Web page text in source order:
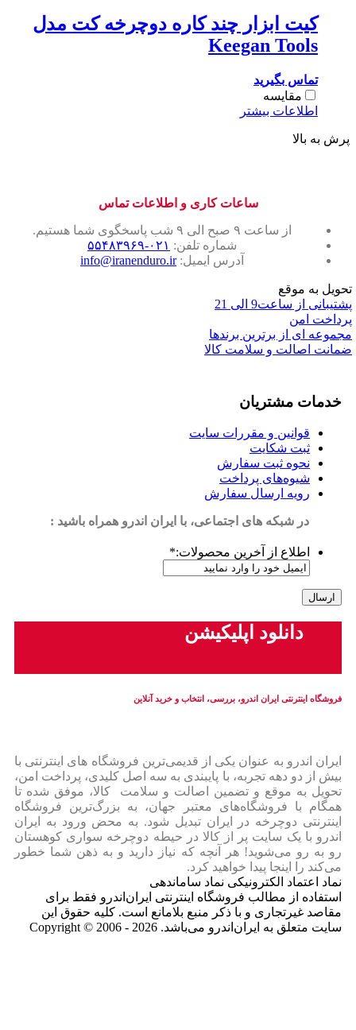
کیت ابزار چند کاره دوچرخه کت مدل
Keegan Tools
تماس بگیرید
مقایسه
اطلاعات بیشتر
پرش به بالا
ساعات کاری و اطلاعات تماس
از ساعت ۹ صبح الی ۹ شب پاسخگوی شما هستیم.
شماره تلفن: ۰۲۱-۵۵۴۸۳۹۶۹
آدرس ایمیل:info@iranenduro.ir
تحویل به موقع
پشتیبانی از ساعت9 الی 21
پرداخت امن
مجموعه ای از برترین برندها
ضمانت اصالت و سلامت کالا
خدمات مشتریان
قوانین و مقررات سایت
ثبت شکایت
نحوه ثبت سفارش
شیوه‌های پرداخت
رویه ارسال سفارش
در شبکه های اجتماعی، با ایران اندرو همراه باشید :
اطلاع از آخرین محصولات:*
دانلود اپلیکیشن
فروشگاه اینترنتی ایران‌ اندرو، بررسی، انتخاب و خرید آنلاین
ایران‌ اندرو به عنوان یکی از قدیمی‌ترین فروشگاه های اینترنتی با
بیش از دو دهه تجربه، با پایبندی به سه اصل کلیدی، پرداخت امن،
تحویل به موقع و تضمین اصالت و سلامت کالا، موفق شده تا
همگام با فروشگاه‌های معتبر جهان، به بزرگ‌ترین فروشگاه
اینترنتی دوچرخه در ایران تبدیل شود. به محض ورود به ایران‌
اندرو با یک سایت پر از کالا در حیطه دوچرخه سواری کوهستان
رو به رو می‌شوید! هر آنچه که نیاز دارید و به ذهن شما خطور
می‌کند را اینجا پیدا خواهید کرد.
نماد اعتماد الکترونیکی نماد ساماندهی
استفاده از مطالب فروشگاه اینترنتی ایران‌اندرو فقط برای
مقاصد غیرتجاری و با ذکر منبع بلامانع است. کلیه حقوق این
سایت متعلق به ایران‌اندرو می‌باشد. Copyright © 2006 - 2026